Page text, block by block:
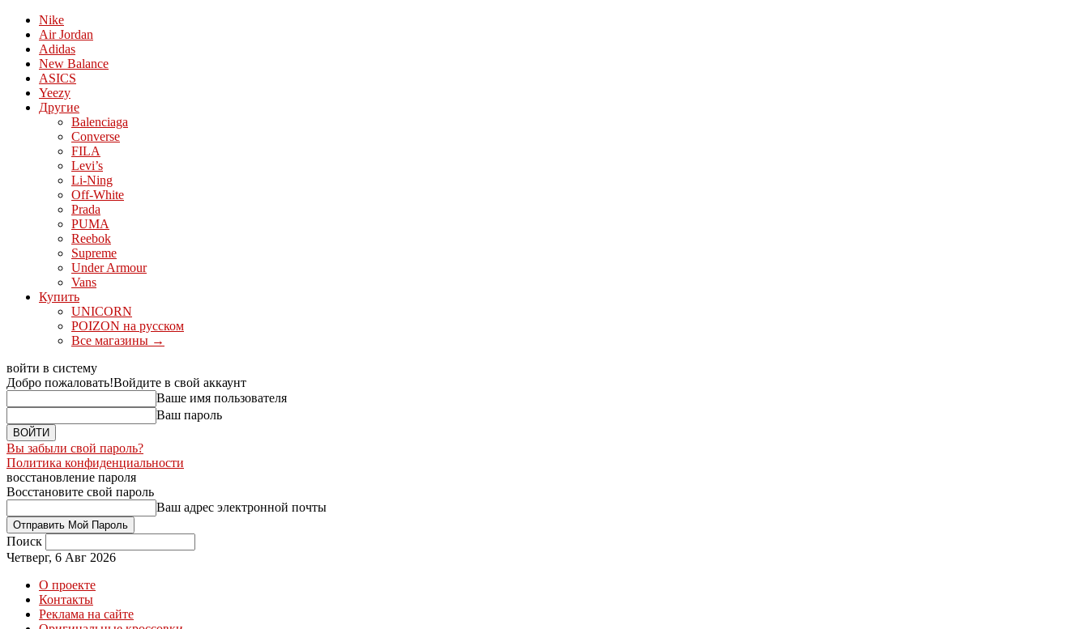
Nike
Air Jordan
Adidas
New Balance
ASICS
Yeezy
Другие
Balenciaga
Converse
FILA
Levi’s
Li-Ning
Off-White
Prada
PUMA
Reebok
Supreme
Under Armour
Vans
Купить
UNICORN
POIZON на русском
Все магазины →
войти в систему
Добро пожаловать!Войдите в свой аккаунт
Ваше имя пользователя
Ваш пароль
Вы забыли свой пароль?
Политика конфиденциальности
восстановление пароля
Восстановите свой пароль
Ваш адрес электронной почты
Поиск
Четверг, 6 Авг 2026
О проекте
Контакты
Реклама на сайте